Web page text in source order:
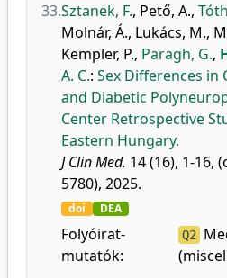
33.Sztanek, F., Pető, A.,
Molnár, Á., Lukács, M.,
Kempler, P., Paragh, G.,
A. C.: Sex Differences in
and Diabetic
Center Retrospective
Eastern Hungary.
J Clin Med. 14 (16), 1-16,
5780), 2025.
doi DEA
Folyóirat-
mutatók:
Q2